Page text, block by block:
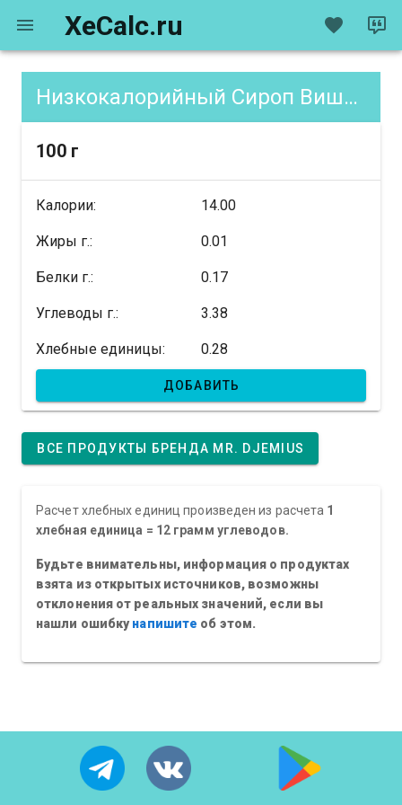
XeCalc.ru
Низкокалорийный Сироп Вишня, содержание XE
100 г
Калории: 14.00
Жиры г.: 0.01
Белки г.: 0.17
Углеводы г.: 3.38
Хлебные единицы: 0.28
ДОБАВИТЬ
ВСЕ ПРОДУКТЫ БРЕНДА MR. DJEMIUS
Расчет хлебных единиц произведен из расчета 1
хлебная единица = 12 грамм углеводов.
Будьте внимательны, информация о продуктах
взята из открытых источников, возможны
отклонения от реальных значений, если вы
нашли ошибкунапишите об этом.